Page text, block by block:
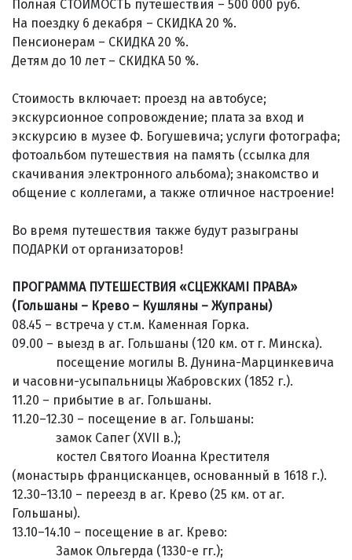
Полная СТОИМОСТЬ путешествия – 500 000 руб.
На поездку 6 декабря – СКИДКА 20 %.
Пенсионерам – СКИДКА 20 %.
Детям до 10 лет – СКИДКА 50 %.
Стоимость включает: проезд на автобусе;
экскурсионное сопровождение; плата за вход и
экскурсию в музее Ф. Богушевича; услуги фотографа;
фотоальбом путешествия на память (ссылка для
скачивания электронного альбома); знакомство и
общение с коллегами, а также отличное настроение!
Во время путешествия также будут разыграны
ПОДАРКИ от организаторов!
ПРОГРАММА ПУТЕШЕСТВИЯ «СЦЕЖКАМI ПРАВА»
(Гольшаны – Крево – Кушляны – Жупраны)
08.45 – встреча у ст.м. Каменная Горка.
09.00 – выезд в аг. Гольшаны (120 км. от г. Минска).
посещение могилы В. Дунина-Марцинкевича
и часовни-усыпальницы Жабровских (1852 г.).
11.20 – прибытие в аг. Гольшаны.
11.20–12.30 – посещение в аг. Гольшаны:
замок Сапег (XVII в.);
костел Святого Иоанна Крестителя
(монастырь францисканцев, основанный в 1618 г.).
12.30–13.10 – переезд в аг. Крево (25 км. от аг.
Гольшаны).
13.10–14.10 – посещение в аг. Крево:
Замок Ольгерда (1330-е гг.);